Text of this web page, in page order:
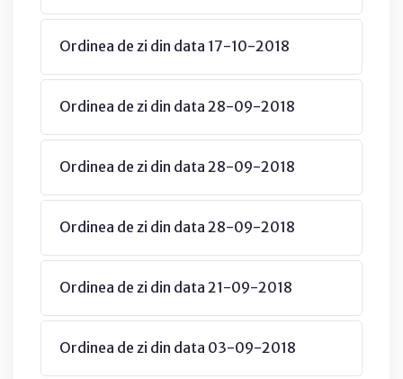
Ordinea de zi din data 17-10-2018
Ordinea de zi din data 28-09-2018
Ordinea de zi din data 28-09-2018
Ordinea de zi din data 28-09-2018
Ordinea de zi din data 21-09-2018
Ordinea de zi din data 03-09-2018